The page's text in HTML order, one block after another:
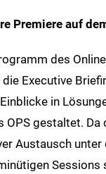
Premiere auf
des
Executive
in
OPS gestaltet.
Austausch unter